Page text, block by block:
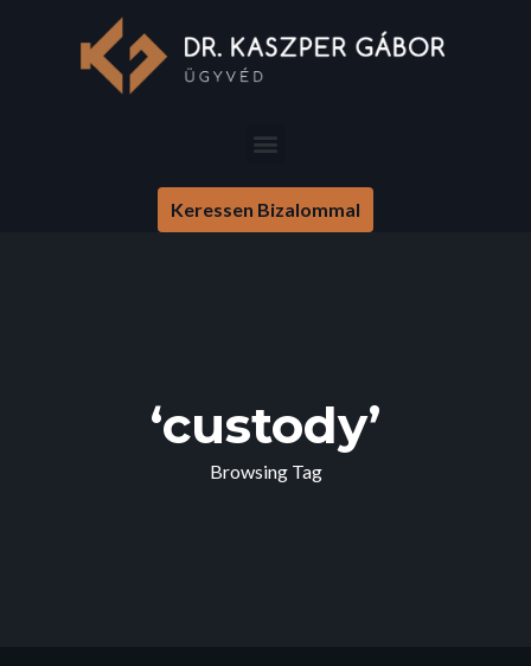
Keressen Bizalommal
‘custody’
Browsing Tag